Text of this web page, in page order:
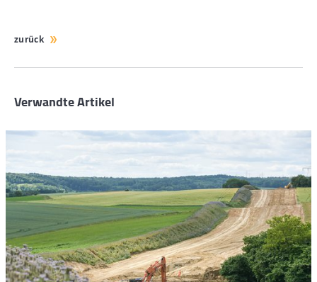
zurück
Verwandte Artikel